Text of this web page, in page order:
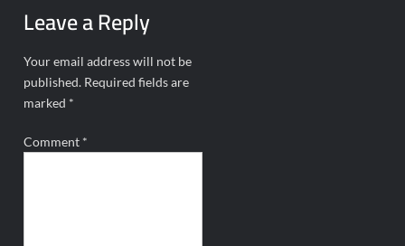
Leave a Reply
Your email address will not be
published. Required fields are
marked *
Comment *